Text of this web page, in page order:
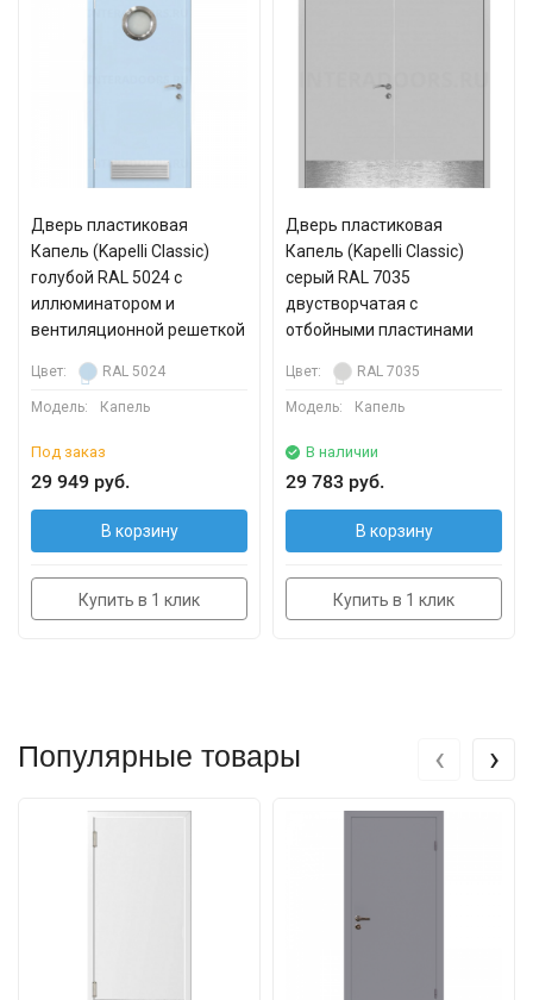
Дверь пластиковая
Капель (Kapelli Classic)
голубой RAL 5024 с
иллюминатором и
вентиляционной решеткой
Цвет: RAL 5024
Модель: Капель
Под заказ
29 949 руб.
В корзину
Купить в 1 клик
Дверь пластиковая
Капель (Kapelli Classic)
серый RAL 7035
двустворчатая с
отбойными пластинами
Цвет: RAL 7035
Модель: Капель
В наличии
29 783 руб.
В корзину
Купить в 1 клик
Популярные товары ‹ ›